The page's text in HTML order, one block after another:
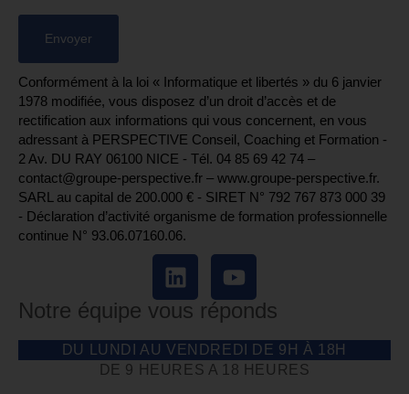
Conformément à la loi « Informatique et libertés » du 6 janvier
1978 modifiée, vous disposez d’un droit d’accès et de
rectification aux informations qui vous concernent, en vous
adressant à PERSPECTIVE Conseil, Coaching et Formation -
2 Av. DU RAY 06100 NICE - Tél. 04 85 69 42 74⁩ –
contact@groupe-perspective.fr – www.groupe-perspective.fr.
SARL au capital de 200.000 € - SIRET N° 792 767 873 000 39
- Déclaration d’activité organisme de formation professionnelle
continue N° 93.06.07160.06.
Notre équipe vous réponds
DU LUNDI AU VENDREDI DE 9H À 18H
DE 9 HEURES A 18 HEURES